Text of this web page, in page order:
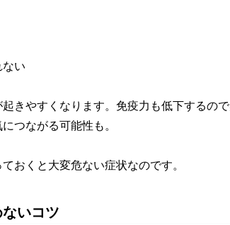
ない
きやすくなります。免疫力も低下するの
つながる可能性も。
おくと大変危ない症状なのです。
いコツ